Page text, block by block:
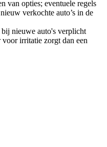
van opties; eventuele regels
verkochte auto’s in de
bij nieuwe auto's verplicht
voor irritatie zorgt dan een